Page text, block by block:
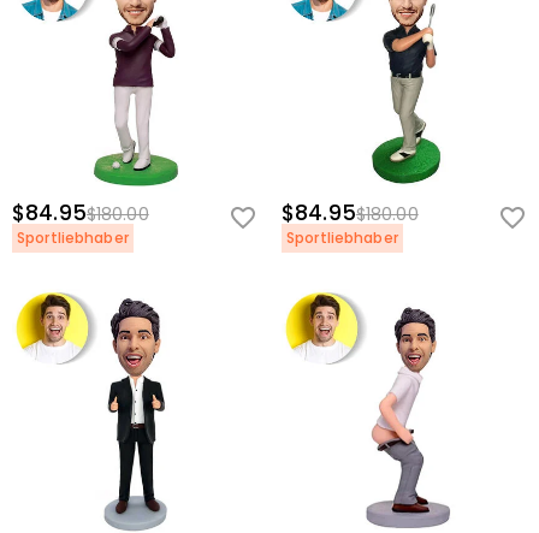
$84.95$180.00
Sportliebhaber
$84.95$180.00
Sportliebhaber